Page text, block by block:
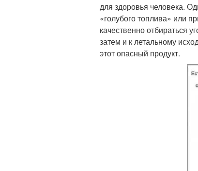
для здоровья человека.
«голубого топлива» или
качественно отбираться
затем и к летальному
этот опасный продукт.